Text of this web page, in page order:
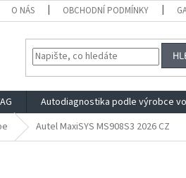
O NÁS OBCHODNÍ PODMÍNKY
Autodiagnostika podle výrobce
Autel MaxiSYS MS908S3 2026 CZ